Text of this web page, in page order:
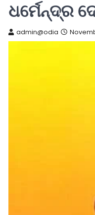
ଧର୍ମେନ୍ଦ୍ର
admin@odia